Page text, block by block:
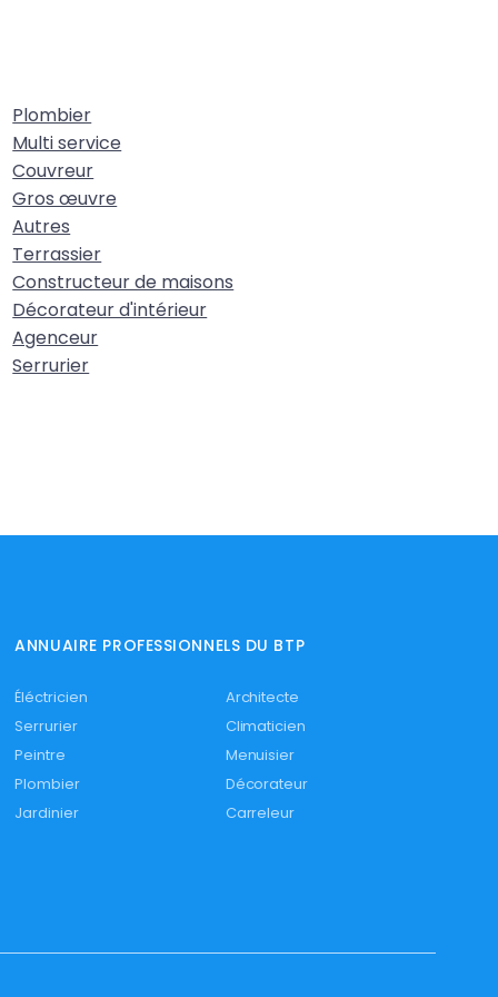
Plombier
Multi service
Couvreur
Gros œuvre
Autres
Terrassier
Constructeur de maisons
Décorateur d'intérieur
Agenceur
Serrurier
ANNUAIRE PROFESSIONNELS DU BTP
Éléctricien
Architecte
Serrurier
Climaticien
Peintre
Menuisier
Plombier
Décorateur
Jardinier
Carreleur